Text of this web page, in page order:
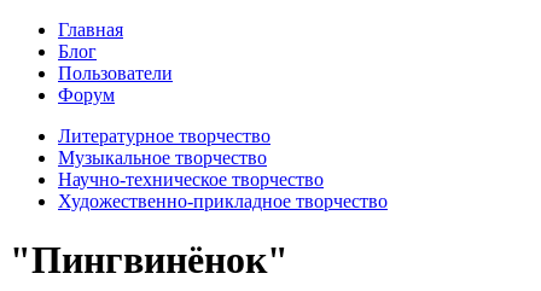
Главная
Блог
Пользователи
Форум
Литературное творчество
Музыкальное творчество
Научно-техническое творчество
Художественно-прикладное творчество
"Пингвинёнок"